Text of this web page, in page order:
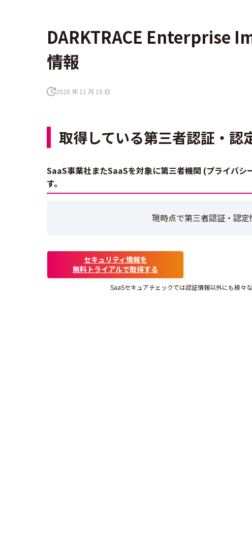
DARKTRACE Enterprise
情報
2020 年 11 月 10 日
取得している第三者認証・認
SaaS事業社またSaaSを対象に第三者機関 (プライバ
す。
現時点で第三者認証・認定
セキュリティ情報を
無料トライアルで取得する
SaaSセキュアチェックでは認証情報以外にも様々